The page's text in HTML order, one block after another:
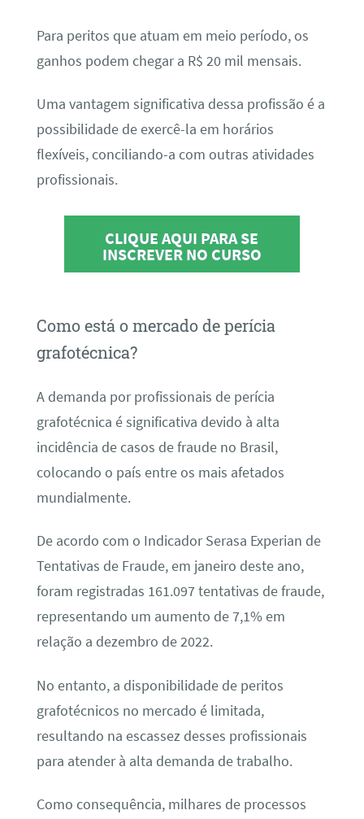
Para peritos que atuam em meio período, os
ganhos podem chegar a R$ 20 mil mensais.
Uma vantagem significativa dessa profissão é a
possibilidade de exercê-la em horários
flexíveis, conciliando-a com outras atividades
profissionais.
CLIQUE AQUI PARA SE
INSCREVER NO CURSO
Como está o mercado de perícia
grafotécnica?
A demanda por profissionais de perícia
grafotécnica é significativa devido à alta
incidência de casos de fraude no Brasil,
colocando o país entre os mais afetados
mundialmente.
De acordo com o Indicador Serasa Experian de
Tentativas de Fraude, em janeiro deste ano,
foram registradas 161.097 tentativas de fraude,
representando um aumento de 7,1% em
relação a dezembro de 2022.
No entanto, a disponibilidade de peritos
grafotécnicos no mercado é limitada,
resultando na escassez desses profissionais
para atender à alta demanda de trabalho.
Como consequência, milhares de processos